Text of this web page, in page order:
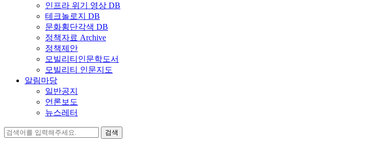
인프라 위기 영상 DB
테크놀로지 DB
문화횡단각색 DB
정책자료 Archive
정책제안
모빌리티인문학도서
모빌리티 인문지도
알림마당
일반공지
언론보도
뉴스레터
검